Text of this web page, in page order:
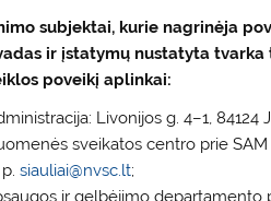
subjektai, kurie nagrinėja
ir įstatymų nustatyta
poveikį aplinkai:
Livonijos g. 4–1, 84124
sveikatos centro prie
siauliai@nvsc.lt;
ir gelbėjimo departamento